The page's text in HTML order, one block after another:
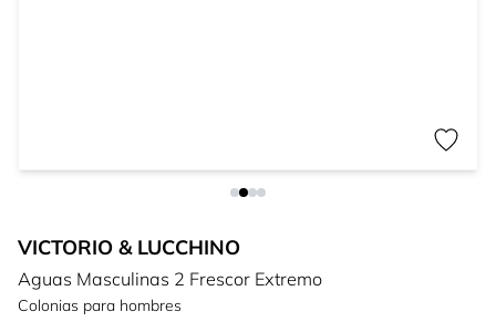
VICTORIO & LUCCHINO
Aguas Masculinas 2 Frescor Extremo
Colonias para hombres